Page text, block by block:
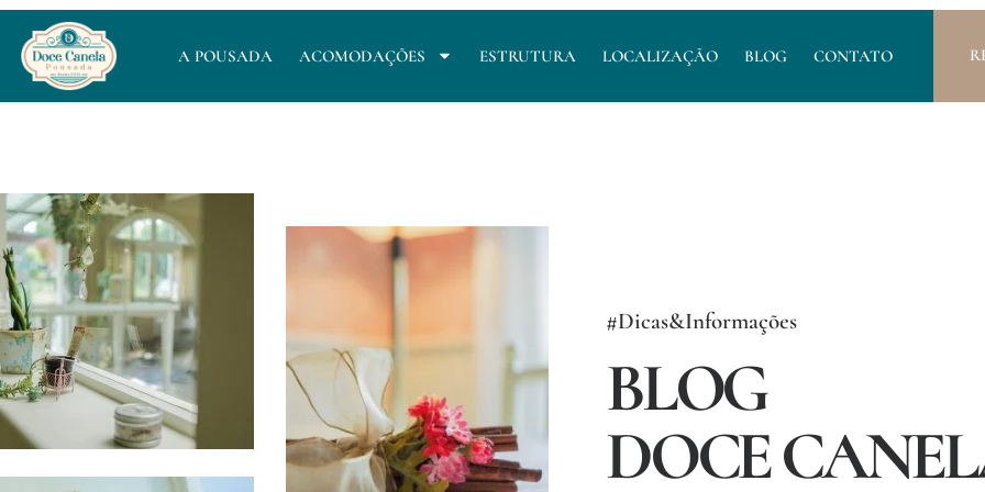
A POUSADA ACOMODAÇÕES ESTRUTURA LOCALIZAÇÃO BLOG CONTATO
#Dicas&Informações
BLOG
DOCE